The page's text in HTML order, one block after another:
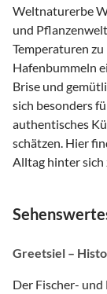
Weltnaturerbe
und
Temperaturen
Hafenbummeln
Brise und
sich besonders
authentisches
schätzen. Hier
Alltag hinter sich
Greetsiel –
Der Fischer-